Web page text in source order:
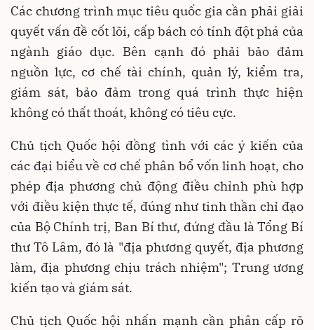
Các chương trình mục tiêu quốc gia cần phải giải
quyết vấn đề cốt lõi, cấp bách có tính đột phá của
ngành giáo dục. Bên cạnh đó phải bảo đảm
nguồn lực, cơ chế tài chính, quản lý, kiểm tra,
giám sát, bảo đảm trong quá trình thực hiện
không có thất thoát, không có tiêu cực.
Chủ tịch Quốc hội đồng tình với các ý kiến của
các đại biểu về cơ chế phân bổ vốn linh hoạt, cho
phép địa phương chủ động điều chỉnh phù hợp
với điều kiện thực tế, đúng như tinh thần chỉ đạo
của Bộ Chính trị, Ban Bí thư, đứng đầu là Tổng Bí
thư Tô Lâm, đó là "địa phương quyết, địa phương
làm, địa phương chịu trách nhiệm"; Trung ương
kiến tạo và giám sát.
Chủ tịch Quốc hội nhấn mạnh cần phân cấp rõ